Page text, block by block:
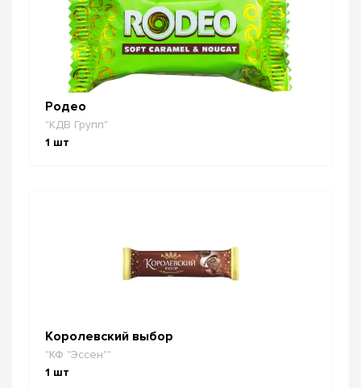
Родео
"КДВ Групп"
1 шт
Королевский выбор
"КФ "Эссен""
1 шт